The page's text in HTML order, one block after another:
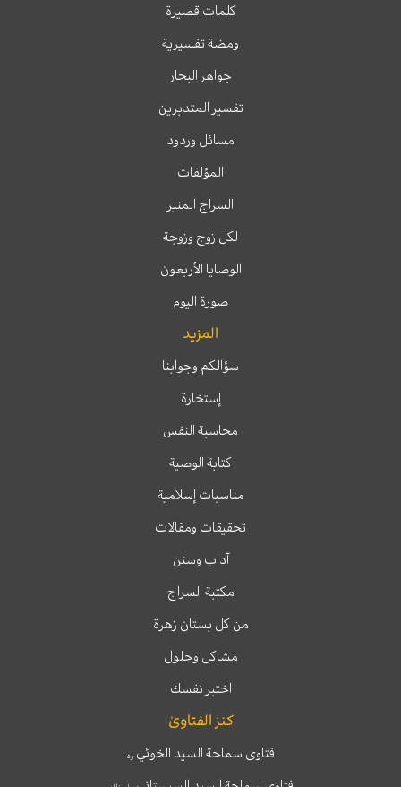
كلمات قصيرة
ومضة تفسيرية
جواهر البحار
تفسير المتدبرين
مسائل وردود
المؤلفات
السراج المنير
لكل زوج وزوجة
الوصايا الأربعون
صورة اليوم
المزيد
سؤالكم وجوابنا
إستخارة
محاسبة النفس
كتابة الوصية
مناسبات إسلامية
تحقيقات ومقالات
آداب وسنن
مكتبة السراج
من كل بستان زهرة
مشاكل وحلول
اختبر نفسك
كنز الفتاوىٰ
فتاوى سماحة السيد الخوئيره